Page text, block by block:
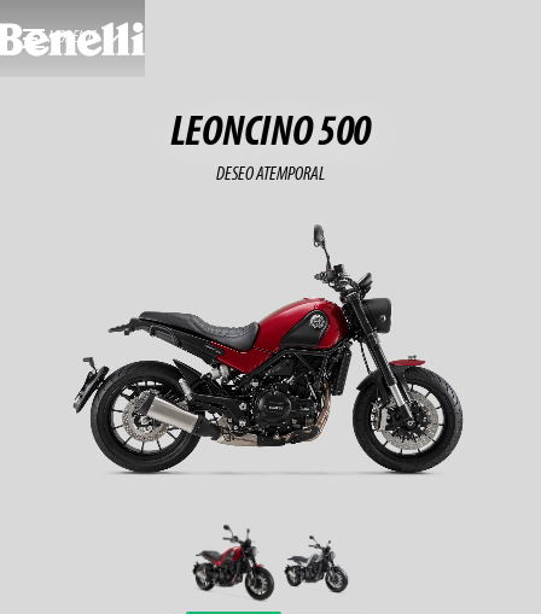
MODELOS
LEONCINO 500
DESEO ATEMPORAL